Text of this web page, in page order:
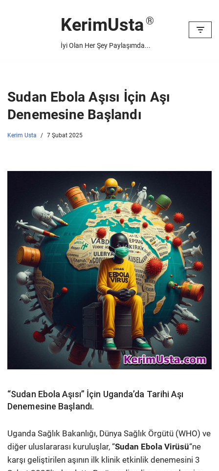
KerimUsta
İyi Olan Her Şey Paylaşımda...
Sudan Ebola Aşısı İçin Aşı
Denemesine Başlandı
Kerim Usta 7 Şubat 2025
“Sudan Ebola Aşısı” İçin Uganda’da Tarihi Aşı
Denemesine Başlandı.
Uganda Sağlık Bakanlığı, Dünya Sağlık Örgütü (WHO) ve
diğer uluslararası kuruluşlar, “Sudan Ebola Virüsü“ne
karşı geliştirilen aşının ilk klinik etkinlik denemesini 3